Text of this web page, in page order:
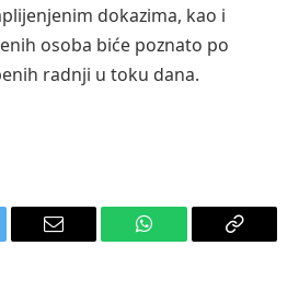
dokazima, kao i
osoba biće poznato po
radnji u toku dana.
Email WhatsApp Copy